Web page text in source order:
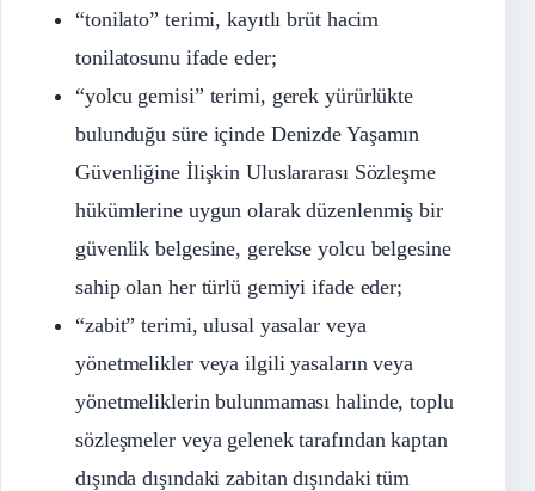
“tonilato” terimi, kayıtlı brüt hacim
tonilatosunu ifade eder;
“yolcu gemisi” terimi, gerek yürürlükte
bulunduğu süre içinde Denizde Yaşamın
Güvenliğine İlişkin Uluslararası Sözleşme
hükümlerine uygun olarak düzenlenmiş bir
güvenlik belgesine, gerekse yolcu belgesine
sahip olan her türlü gemiyi ifade eder;
“zabit” terimi, ulusal yasalar veya
yönetmelikler veya ilgili yasaların veya
yönetmeliklerin bulunmaması halinde, toplu
sözleşmeler veya gelenek tarafından kaptan
dışında dışındaki zabitan dışındaki tüm